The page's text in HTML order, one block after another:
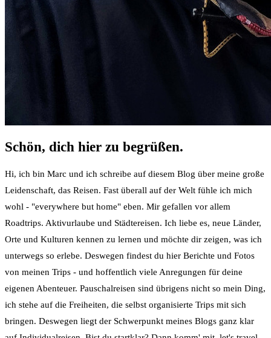
Schön, dich hier zu begrüßen.
Hi, ich bin Marc und ich schreibe auf diesem Blog über meine große
Leidenschaft, das Reisen. Fast überall auf der Welt fühle ich mich
wohl - "everywhere but home" eben. Mir gefallen vor allem
Roadtrips. Aktivurlaube und Städtereisen. Ich liebe es, neue Länder,
Orte und Kulturen kennen zu lernen und möchte dir zeigen, was ich
unterwegs so erlebe. Deswegen findest du hier Berichte und Fotos
von meinen Trips - und hoffentlich viele Anregungen für deine
eigenen Abenteuer. Pauschalreisen sind übrigens nicht so mein Ding,
ich stehe auf die Freiheiten, die selbst organisierte Trips mit sich
bringen. Deswegen liegt der Schwerpunkt meines Blogs ganz klar